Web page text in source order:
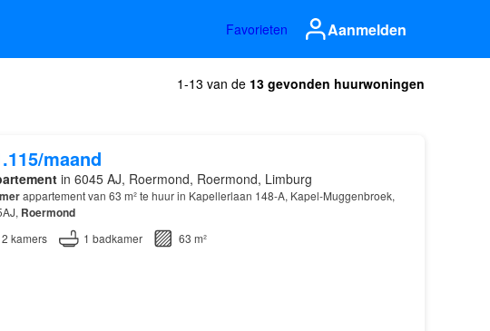
Favorieten Aanmelden
1-13 van de 13 gevonden huurwoningen
maand
in 6045 AJ, Roermond, Roermond, Limburg
appartement van 63 m² te huur in Kapellerlaan 148-A, Kapel-Muggenbroek,
Roermond
2 kamers 1 badkamer 63 m²